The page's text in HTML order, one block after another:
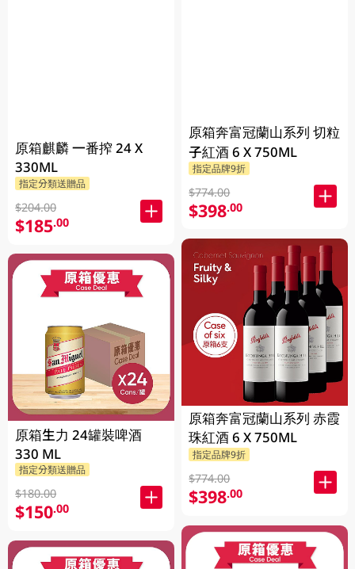
原箱麒麟 一番搾 24 X
330ML
指定分類送贈品
$204.00
$185.00
原箱生力 24罐裝啤酒
330 ML
指定分類送贈品
$180.00
$150.00
原箱奔富冠蘭山系列 切粒
子紅酒 6 X 750ML
指定品牌9折
$774.00
$398.00
原箱奔富冠蘭山系列 赤霞
珠紅酒 6 X 750ML
指定品牌9折
$774.00
$398.00